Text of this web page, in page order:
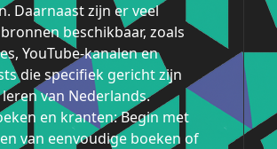
Daarnaast zijn er veel
beschikbaar, zoals
YouTube-kanalen en
die specifiek gericht zijn
van Nederlands.
en kranten: Begin met
van eenvoudige boeken of